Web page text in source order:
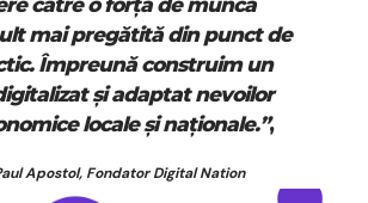
mai pregătită din punct de
Împreună construim un
și adaptat nevoilor
locale și naționale.”,
Apostol, Fondator Digital Nation